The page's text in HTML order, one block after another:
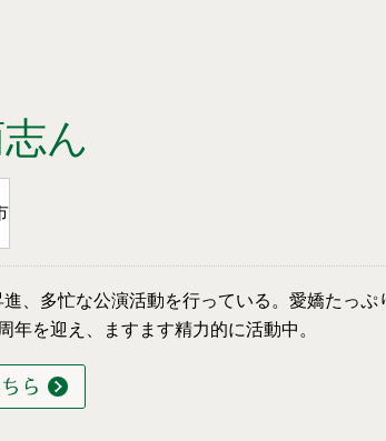
ん
、多忙な公演活動を行っている。愛嬌たっぷ
年を迎え、ますます精力的に活動中。